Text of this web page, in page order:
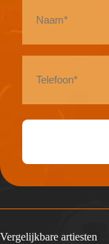
Vergelijkbare artiesten